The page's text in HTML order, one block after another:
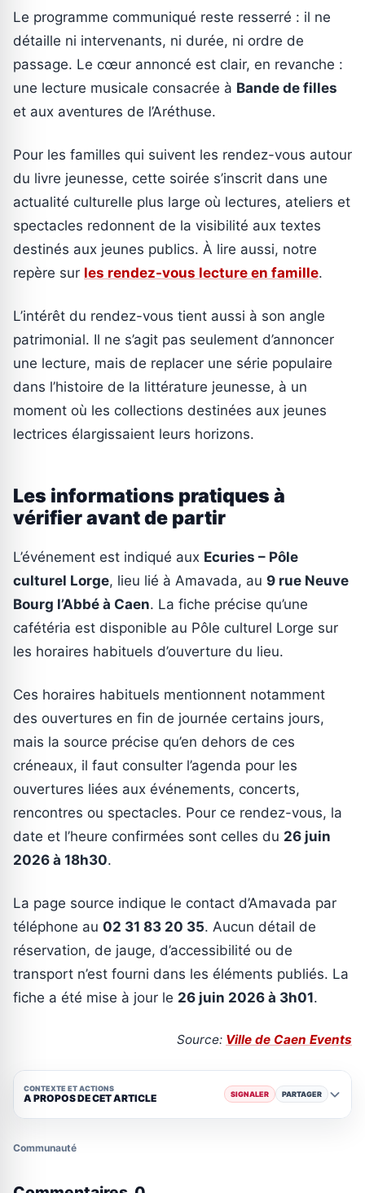
Le programme communiqué reste resserré : il ne
détaille ni intervenants, ni durée, ni ordre de
passage. Le cœur annoncé est clair, en revanche :
une lecture musicale consacrée à Bande de filles
et aux aventures de l’Aréthuse.
Pour les familles qui suivent les rendez-vous autour
du livre jeunesse, cette soirée s’inscrit dans une
actualité culturelle plus large où lectures, ateliers et
spectacles redonnent de la visibilité aux textes
destinés aux jeunes publics. À lire aussi, notre
repère sur les rendez-vous lecture en famille.
L’intérêt du rendez-vous tient aussi à son angle
patrimonial. Il ne s’agit pas seulement d’annoncer
une lecture, mais de replacer une série populaire
dans l’histoire de la littérature jeunesse, à un
moment où les collections destinées aux jeunes
lectrices élargissaient leurs horizons.
Les informations pratiques à
vérifier avant de partir
L’événement est indiqué aux Ecuries – Pôle
culturel Lorge, lieu lié à Amavada, au 9 rue Neuve
Bourg l’Abbé à Caen. La fiche précise qu’une
cafétéria est disponible au Pôle culturel Lorge sur
les horaires habituels d’ouverture du lieu.
Ces horaires habituels mentionnent notamment
des ouvertures en fin de journée certains jours,
mais la source précise qu’en dehors de ces
créneaux, il faut consulter l’agenda pour les
ouvertures liées aux événements, concerts,
rencontres ou spectacles. Pour ce rendez-vous, la
date et l’heure confirmées sont celles du 26 juin
2026 à 18h30.
La page source indique le contact d’Amavada par
téléphone au 02 31 83 20 35. Aucun détail de
réservation, de jauge, d’accessibilité ou de
transport n’est fourni dans les éléments publiés. La
fiche a été mise à jour le 26 juin 2026 à 3h01.
Source: Ville de Caen Events
CONTEXTE ET ACTIONS
A PROPOS DE CET ARTICLE SIGNALER PARTAGER
Communauté